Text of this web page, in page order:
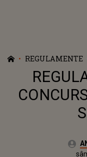
REGULAMENTE
Autor:
vineri, 18 septembrie